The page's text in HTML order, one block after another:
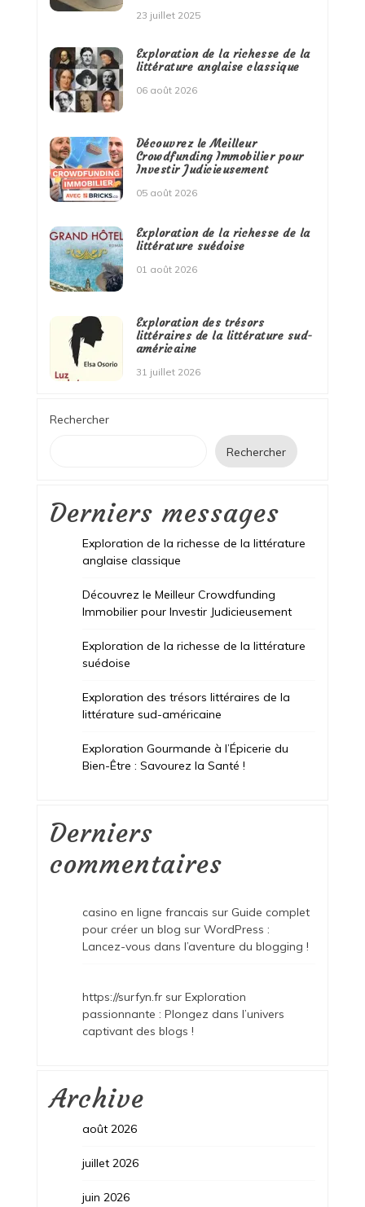
23 juillet 2025
Exploration de la richesse de la
littérature anglaise classique
06 août 2026
Découvrez le Meilleur
Crowdfunding Immobilier pour
Investir Judicieusement
05 août 2026
Exploration de la richesse de la
littérature suédoise
01 août 2026
Exploration des trésors
littéraires de la littérature sud-
américaine
31 juillet 2026
Rechercher
Rechercher
Derniers messages
Exploration de la richesse de la littérature
anglaise classique
Découvrez le Meilleur Crowdfunding
Immobilier pour Investir Judicieusement
Exploration de la richesse de la littérature
suédoise
Exploration des trésors littéraires de la
littérature sud-américaine
Exploration Gourmande à l’Épicerie du
Bien-Être : Savourez la Santé !
Derniers
commentaires
casino en ligne francais sur Guide complet
pour créer un blog sur WordPress :
Lancez-vous dans l’aventure du blogging !
https://surfyn.frsur Exploration
passionnante : Plongez dans l’univers
captivant des blogs !
Archive
août 2026
juillet 2026
juin 2026